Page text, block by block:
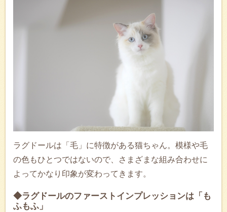
ラグドールは「毛」に特徴がある猫ちゃん。模様や毛
の色もひとつではないので、さまざまな組み合わせに
よってかなり印象が変わってきます。
◆ラグドールのファーストインプレッションは「も
ふもふ」